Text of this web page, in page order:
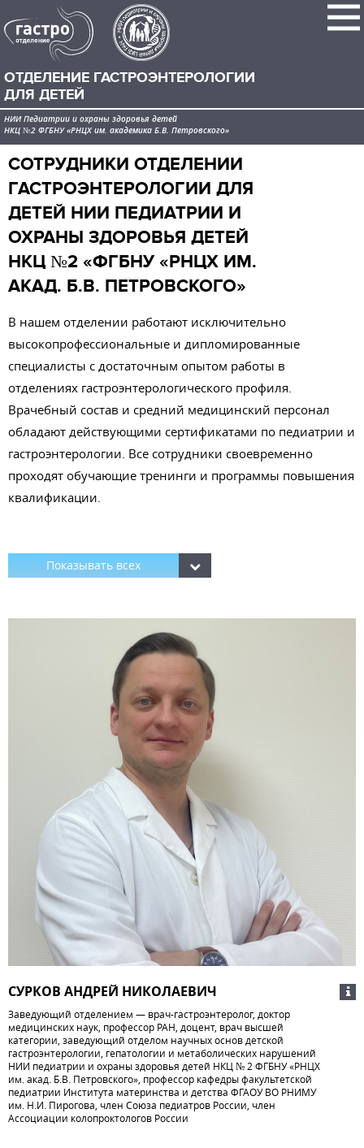
ОТДЕЛЕНИЕ ГАСТРОЭНТЕРОЛОГИИ
ДЛЯ ДЕТЕЙ
НИИ Педиатрии и охраны здоровья детей
НКЦ №2 ФГБНУ «РНЦХ им. академика Б.В. Петровского»
СОТРУДНИКИ ОТДЕЛЕНИИ
ГАСТРОЭНТЕРОЛОГИИ ДЛЯ
ДЕТЕЙ НИИ ПЕДИАТРИИ И
ОХРАНЫ ЗДОРОВЬЯ ДЕТЕЙ
НКЦ №2 «ФГБНУ «РНЦХ ИМ.
АКАД. Б.В. ПЕТРОВСКОГО»
В нашем отделении работают исключительно
высокопрофессиональные и дипломированные
специалисты с достаточным опытом работы в
отделениях гастроэнтерологического профиля.
Врачебный состав и средний медицинский персонал
обладают действующими сертификатами по педиатрии и
гастроэнтерологии. Все сотрудники своевременно
проходят обучающие тренинги и программы повышения
квалификации.
Показывать всех
СУРКОВ АНДРЕЙ НИКОЛАЕВИЧ
Заведующий отделением — врач-гастроэнтеролог, доктор
медицинских наук, профессор РАН, доцент, врач высшей
категории, заведующий отделом научных основ детской
гастроэнтерологии, гепатологии и метаболических нарушений
НИИ педиатрии и охраны здоровья детей НКЦ № 2 ФГБНУ «РНЦХ
им. акад. Б.В. Петровского», профессор кафедры факультетской
педиатрии Института материнства и детства ФГАОУ ВО РНИМУ
им. Н.И. Пирогова, член Союза педиатров России, член
Ассоциации колопроктологов России